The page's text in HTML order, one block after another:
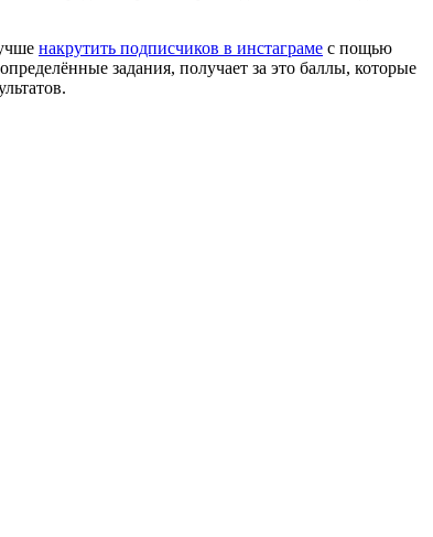
накрутить подписчиков в инстаграме с пощью
задания, получает за это баллы, которые